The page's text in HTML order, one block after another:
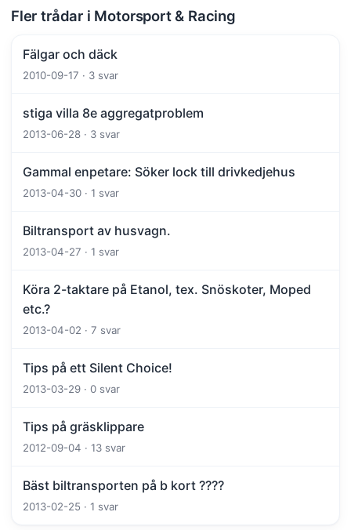
Fler trådar i Motorsport & Racing
Fälgar och däck
2010-09-17 · 3 svar
stiga villa 8e aggregatproblem
2013-06-28 · 3 svar
Gammal enpetare: Söker lock till drivkedjehus
2013-04-30 · 1 svar
Biltransport av husvagn.
2013-04-27 · 1 svar
Köra 2-taktare på Etanol, tex. Snöskoter, Moped
etc.?
2013-04-02 · 7 svar
Tips på ett Silent Choice!
2013-03-29 · 0 svar
Tips på gräsklippare
2012-09-04 · 13 svar
Bäst biltransporten på b kort ????
2013-02-25 · 1 svar